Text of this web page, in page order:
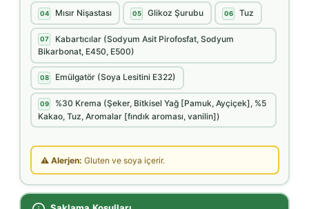
04 Mısır Nişastası 05 Glikoz Şurubu 06 Tuz
07
Kabartıcılar (Sodyum Asit Pirofosfat, Sodyum
Bikarbonat, E450, E500)
08 Emülgatör (Soya Lesitini E322)
09
%30 Krema (Şeker, Bitkisel Yağ [Pamuk, Ayçiçek], %5
Kakao, Tuz, Aromalar [fındık aroması, vanilin])
⚠ Alerjen: Gluten ve soya içerir.